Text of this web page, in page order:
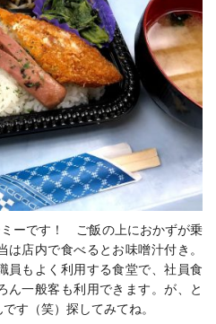
ーです！ ご飯の上におかずが乗
店内で食べるとお味噌汁付き。
員もよく利用する食堂で、社員食
ん一般客も利用できます。が、と
す（笑）探してみてね。